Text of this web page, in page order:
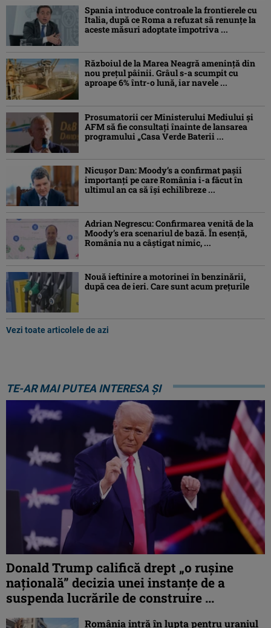
Spania introduce controale la frontierele cu
Italia, după ce Roma a refuzat să renunțe la
aceste măsuri adoptate împotriva ...
Războiul de la Marea Neagră amenință din
nou prețul pâinii. Grâul s-a scumpit cu
aproape 6% într-o lună, iar navele ...
Prosumatorii cer Ministerului Mediului și
AFM să fie consultați înainte de lansarea
programului „Casa Verde Baterii ...
Nicușor Dan: Moody’s a confirmat pașii
importanți pe care România i-a făcut în
ultimul an ca să își echilibreze ...
Adrian Negrescu: Confirmarea venită de la
Moody’s era scenariul de bază. În esenţă,
România nu a câştigat nimic, ...
Nouă ieftinire a motorinei în benzinării,
după cea de ieri. Care sunt acum prețurile
Vezi toate articolele de azi
TE-AR MAI PUTEA INTERESA ȘI
Donald Trump califică drept „o ruşine
naţională” decizia unei instanțe de a
suspenda lucrările de construire ...
România intră în lupta pentru uraniul